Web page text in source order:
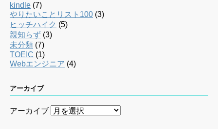
kindle (7)
やりたいことリスト100 (3)
ヒッチハイク (5)
親知らず (3)
未分類 (7)
TOEIC (1)
Webエンジニア (4)
アーカイブ
アーカイブ